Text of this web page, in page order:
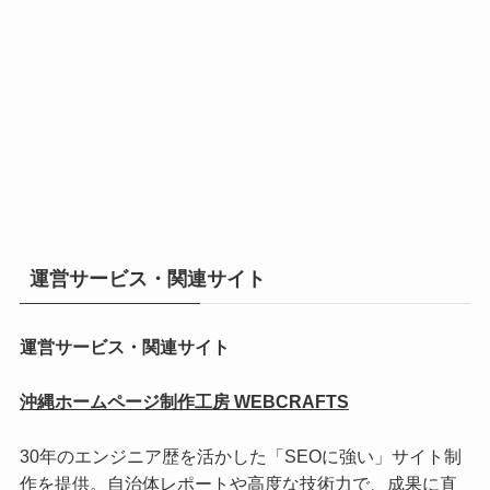
運営サービス・関連サイト
運営サービス・関連サイト
沖縄ホームページ制作工房 WEBCRAFTS
30年のエンジニア歴を活かした「SEOに強い」サイト制
作を提供。自治体レポートや高度な技術力で、成果に直